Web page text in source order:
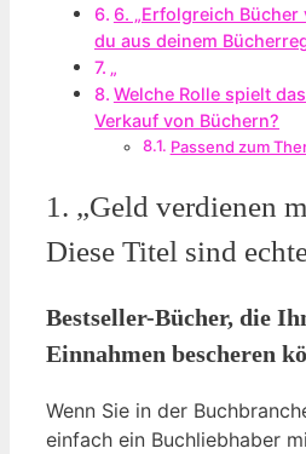
6. „Erfolgreich
du aus deinem
„
Welche Rolle spielt
Verkauf von Büchern?
Passend zum
1. „Geld verdienen
Diese Titel sind
Bestseller-Bücher, die
Einnahmen bescheren
Wenn Sie in der
einfach ein Buchliebhaber